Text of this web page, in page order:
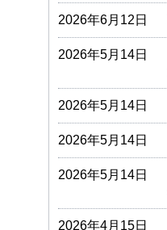
2026年6月12日
2026年5月14日
2026年5月14日
2026年5月14日
2026年5月14日
2026年4月15日